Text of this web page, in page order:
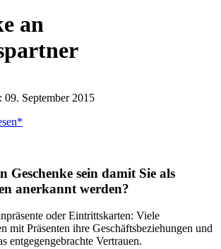
an
September 2015
Geschenke sein damit Sie als
anerkannt werden?
oder Eintrittskarten: Viele
mit Präsenten ihre Geschäftsbeziehungen und
entgegengebrachte Vertrauen.